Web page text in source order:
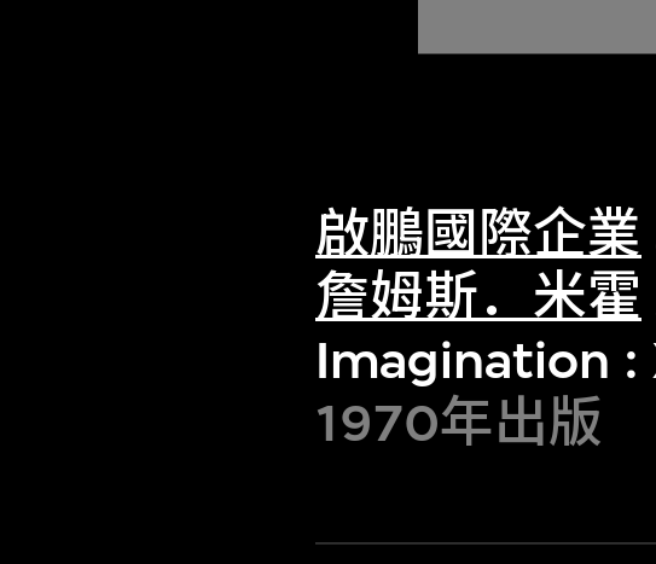
啟鵬國際企業
詹姆斯．米霍
Imagination :
1970年出版